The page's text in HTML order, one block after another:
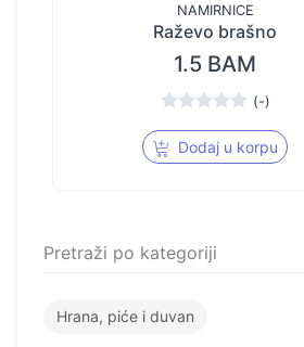
NAMIRNICE
Raževo brašno
1.5 BAM
(-)
Dodaj u korpu
Pretraži po kategoriji
Hrana, piće i duvan